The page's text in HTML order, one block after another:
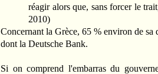
réagir alors que, sans forcer le
2010)
Concernant la Grèce, 65 % environ de sa
dont la Deutsche Bank.
Si on comprend l'embarras du